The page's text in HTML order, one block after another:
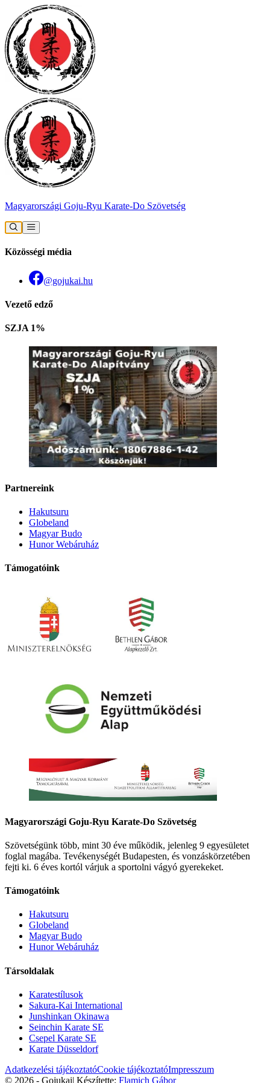
Magyarországi Goju-Ryu Karate-Do Szövetség
Közösségi média
@gojukai.hu
Vezető edző
SZJA 1%
Partnereink
Hakutsuru
Globeland
Magyar Budo
Hunor Webáruház
Támogatóink
Magyarországi Goju-Ryu Karate-Do Szövetség
Szövetségünk több, mint 30 éve működik, jelenleg 9 egyesületet
foglal magába. Tevékenységét Budapesten, és vonzáskörzetében
fejti ki. 6 éves kortól várjuk a sportolni vágyó gyerekeket.
Támogatóink
Hakutsuru
Globeland
Magyar Budo
Hunor Webáruház
Társoldalak
Karatestílusok
Sakura-Kai International
Junshinkan Okinawa
Seinchin Karate SE
Csepel Karate SE
Karate Düsseldorf
Adatkezelési tájékoztatóCookie tájékoztatóImpresszum
© 2026 - Gojukai| Készítette: Flamich Gábor